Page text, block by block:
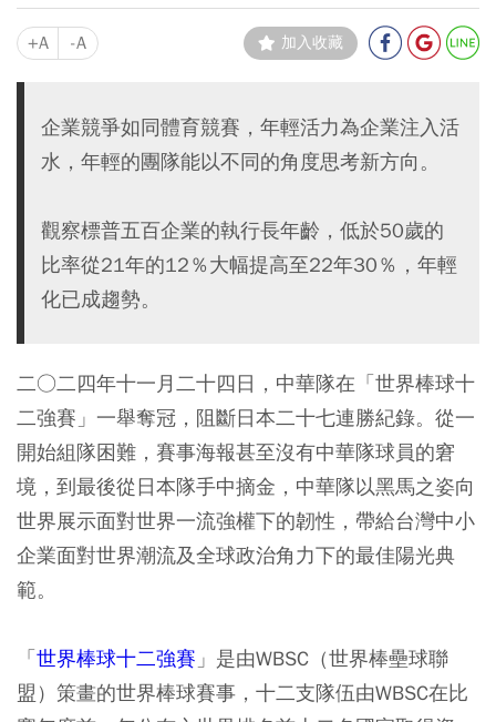
+A -A 加入收藏
企業競爭如同體育競賽，年輕活力為企業注入活
水，年輕的團隊能以不同的角度思考新方向。
觀察標普五百企業的執行長年齡，低於50歲的
比率從21年的12％大幅提高至22年30％，年輕
化已成趨勢。
二○二四年十一月二十四日，中華隊在「世界棒球十
二強賽」一舉奪冠，阻斷日本二十七連勝紀錄。從一
開始組隊困難，賽事海報甚至沒有中華隊球員的窘
境，到最後從日本隊手中摘金，中華隊以黑馬之姿向
世界展示面對世界一流強權下的韌性，帶給台灣中小
企業面對世界潮流及全球政治角力下的最佳陽光典
範。
「世界棒球十二強賽 」是由WBSC（世界棒壘球聯
盟）策畫的世界棒球賽事，十二支隊伍由WBSC在比